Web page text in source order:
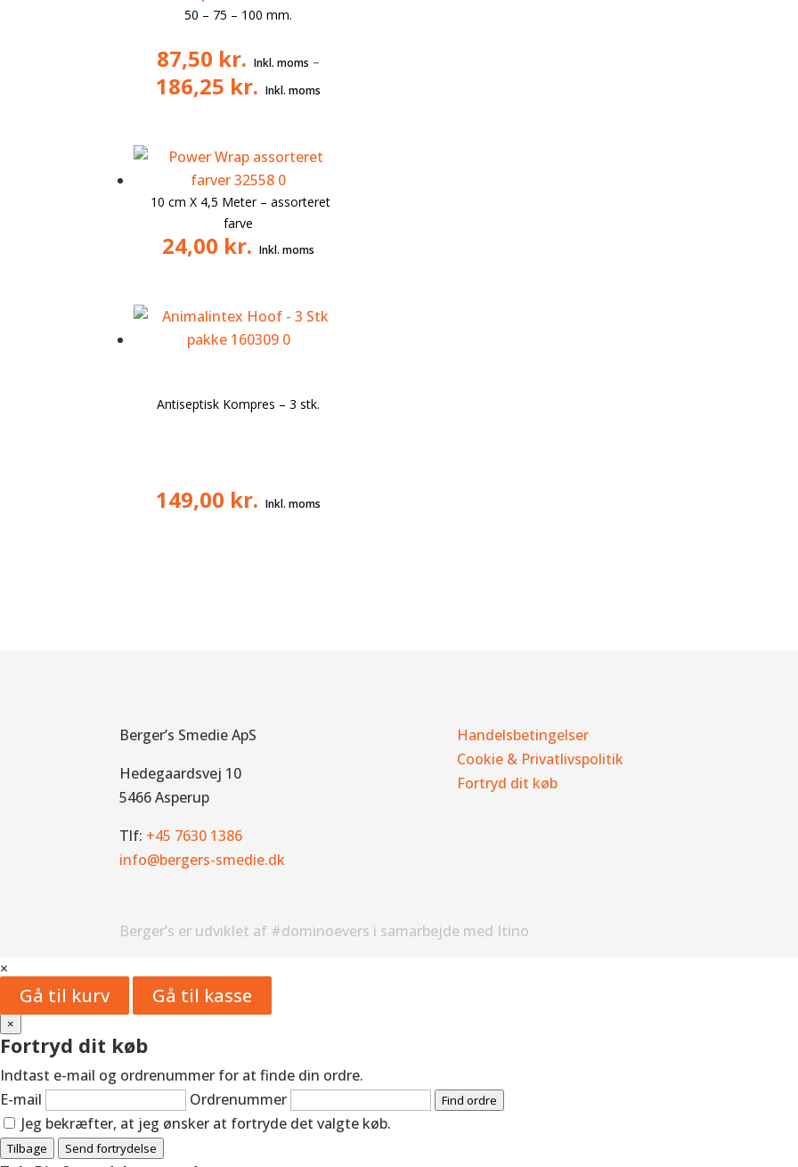
50 – 75 – 100 mm.
87,50 kr. –
186,25 kr.
10 cm X 4,5 Meter – assorteret
farve
24,00 kr.
Antiseptisk Kompres – 3 stk.
149,00 kr.
Berger’s Smedie ApS
Hedegaardsvej 10
5466 Asperup
Tlf: +45 7630 1386
info@bergers-smedie.dk
Handelsbetingelser
Cookie & Privatlivspolitik
Fortryd dit køb
Berger’s er udviklet af #dominoevers i samarbejde med Itino
×
Gå til kurv Gå til kasse
×
Fortryd dit køb
Indtast e-mail og ordrenummer for at finde din ordre.
E-mail
Ordrenummer Find ordre
Jeg bekræfter, at jeg ønsker at fortryde det valgte køb.
Tilbage Send fortrydelse